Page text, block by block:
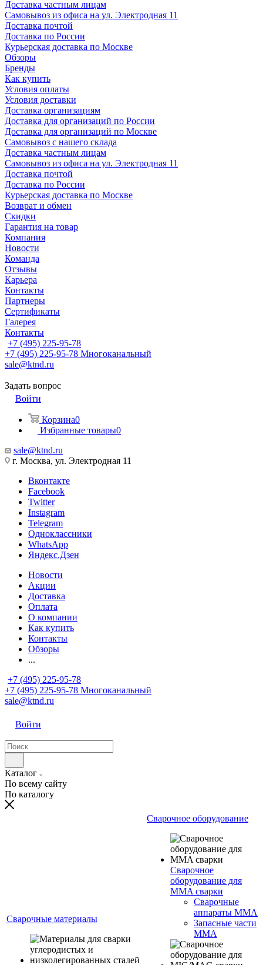
Доставка частным лицам
Самовывоз из офиса на ул. Электродная 11
Доставка почтой
Доставка по России
Курьерская доставка по Москве
Обзоры
Бренды
Как купить
Условия оплаты
Условия доставки
Доставка организациям
Доставка для организаций по России
Доставка для организаций по Москве
Самовывоз с нашего склада
Доставка частным лицам
Самовывоз из офиса на ул. Электродная 11
Доставка почтой
Доставка по России
Курьерская доставка по Москве
Возврат и обмен
Скидки
Гарантия на товар
Компания
Новости
Команда
Отзывы
Карьера
Контакты
Партнеры
Сертификаты
Галерея
Контакты
+7 (495) 225-95-78
+7 (495) 225-95-78 Многоканальный
sale@ktnd.ru
Задать вопрос
Войти
Корзина0
Избранные товары0
sale@ktnd.ru
г. Москва, ул. Электродная 11
Вконтакте
Facebook
Twitter
Instagram
Telegram
Одноклассники
WhatsApp
Яндекс.Дзен
Новости
Акции
Доставка
Оплата
О компании
Как купить
Контакты
Обзоры
...
+7 (495) 225-95-78
+7 (495) 225-95-78 Многоканальный
sale@ktnd.ru
Войти
Каталог
По всему сайту
По каталогу
Сварочные материалы
Сварочное оборудование
Сварочное
оборудование для
MMA сварки
Сварочные
аппараты MMA
Запасные части
MMA